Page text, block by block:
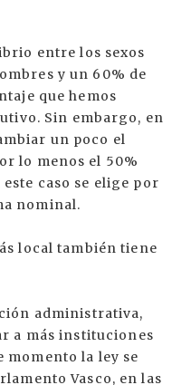
entre los sexos
y un 60% de
que hemos
Sin embargo, en
un poco el
lo menos el 50%
caso se elige por
nominal.
local también tiene
administrativa,
a más instituciones
momento la ley se
Vasco, en las